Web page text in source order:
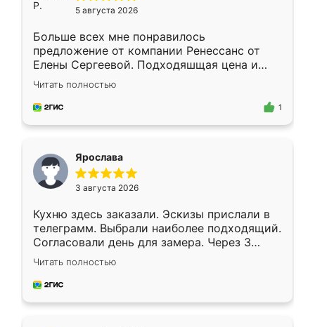
5 августа 2026
Больше всех мне понравилось
предложение от компании Ренессанс от
Елены Сергеевой. Подходяшщая цена и
короткие сроки изготовления. Приехавший
для замера сотрудник Владислав
предложил по моему эскизу самый
Читать полностью
1
Ярослава
3 августа 2026
Кухню здесь заказали. Эскизы прислали в
телеграмм. Выбрали наиболее подходящий.
Согласовали день для замера. Через 3
недели кухня была уже готова. Остались
довольны работой. Спасибо Ренессанс
мебель за качественную работу!
Читать полностью